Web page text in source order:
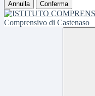
Annulla Conferma
Comprensivo di Castenaso